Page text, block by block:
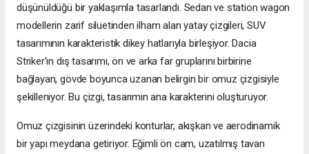
düşünüldüğü bir yaklaşımla tasarlandı. Sedan ve station wagon
modellerin zarif siluetinden ilham alan yatay çizgileri, SUV
tasarımının karakteristik dikey hatlarıyla birleşiyor. Dacia
Striker'ın dış tasarımı, ön ve arka far gruplarını birbirine
bağlayan, gövde boyunca uzanan belirgin bir omuz çizgisiyle
şekilleniyor. Bu çizgi, tasarımın ana karakterini oluşturuyor.
Omuz çizgisinin üzerindeki konturlar, akışkan ve aerodinamik
bir yapı meydana getiriyor. Eğimli ön cam, uzatılmış tavan